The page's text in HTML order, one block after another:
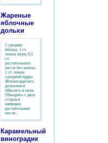
Жареные
яблочные
дольки
2 средних
яблока, 1 ст.
ложка муки, 0,5
ст.
растительного
масла без запаха,
1 ст. ложка
сахарной пудры.
Яблоки нарезать
дольками и
обвалять в муке.
Обжарить с двух
сторон в
кипящем
растительном
масле...
Карамельный
виноградик